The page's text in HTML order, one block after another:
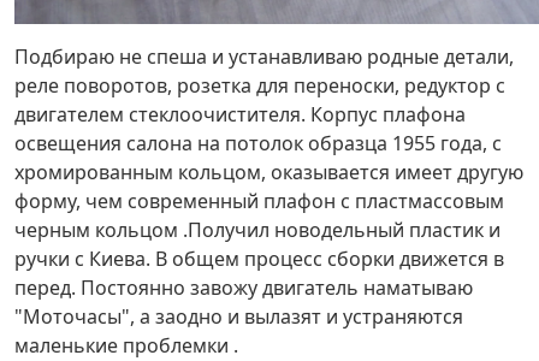
Подбираю не спеша и устанавливаю родные детали,
реле поворотов, розетка для переноски, редуктор с
двигателем стеклоочистителя. Корпус плафона
освещения салона на потолок образца 1955 года, с
хромированным кольцом, оказывается имеет другую
форму, чем современный плафон с пластмассовым
черным кольцом .Получил новодельный пластик и
ручки с Киева. В общем процесс сборки движется в
перед. Постоянно завожу двигатель наматываю
"Моточасы", а заодно и вылазят и устраняются
маленькие проблемки .